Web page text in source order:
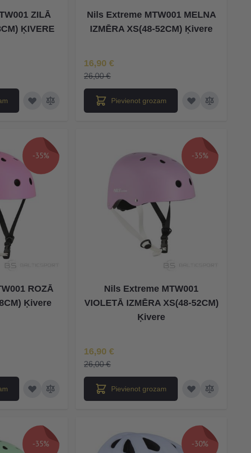
ZILĀ
ĶIVERE
Nils Extreme MTW001 MELNA
IZMĒRA XS(48-52CM) Ķivere
Īpaša Cena
16,90 €
26,00 €
Pievienot grozam
-35%
ROZĀ
Ķivere
-35%
Nils Extreme MTW001
VIOLETĀ IZMĒRA XS(48-52CM)
Ķivere
Īpaša Cena
16,90 €
26,00 €
Pievienot grozam
-35% -30%